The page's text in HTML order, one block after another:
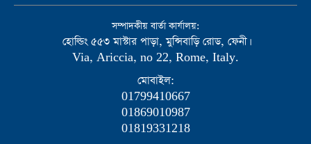
সম্পাদকীয় বার্তা কার্যালয়:
হোল্ডিং ৫৫৩ মাস্টার পাড়া, মুন্সিবাড়ি রোড, ফেনী।
Via, Ariccia, no 22, Rome, Italy.
মোবাইল:
01799410667
01869010987
01819331218